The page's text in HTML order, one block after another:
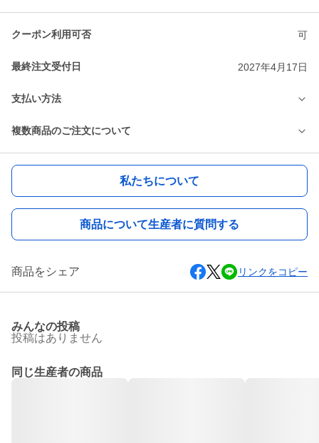
クーポン利用可否 可
最終注文受付日 2027年4月17日
支払い方法
複数商品のご注文について
私たちについて
商品について生産者に質問する
商品をシェア リンクをコピー
みんなの投稿
投稿はありません
同じ生産者の商品